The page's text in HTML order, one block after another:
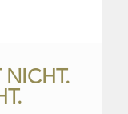
NICHT.